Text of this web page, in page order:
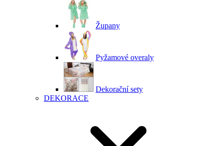
Župany
Pyžamové overaly
Dekorační sety
DEKORACE